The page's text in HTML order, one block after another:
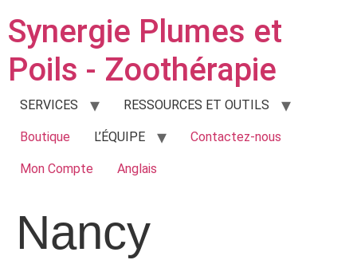
Synergie Plumes et
Poils - Zoothérapie
SERVICES RESSOURCES ET OUTILS
Boutique L’ÉQUIPE Contactez-nous
Mon Compte Anglais
Nancy